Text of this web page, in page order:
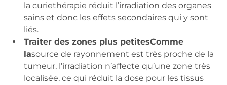
la curiethérapie réduit l’irradiation des organes
sains et donc les effets secondaires qui y sont
liés.
Traiter des zones plus petitesComme
lasource de rayonnement est très proche de la
tumeur, l’irradiation n’affecte qu’une zone très
localisée, ce qui réduit la dose pour les tissus